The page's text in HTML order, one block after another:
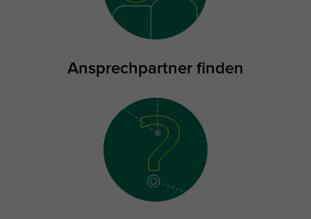
Ansprechpartner finden